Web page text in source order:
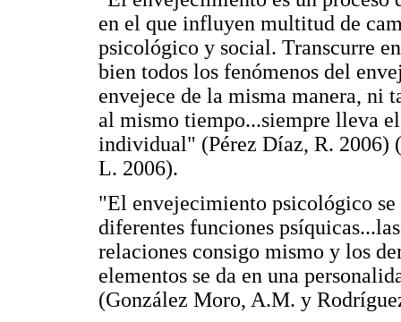
en el que influyen multitud de
psicológico y social. Transcurre
bien todos los fenómenos del
envejece de la misma manera, ni
al mismo tiempo...siempre lleva
individual" (Pérez Díaz, R. 2006)
L. 2006).
"El envejecimiento psicológico se
diferentes funciones
relaciones consigo mismo y los
elementos se da en una
(González Moro, A.M. y